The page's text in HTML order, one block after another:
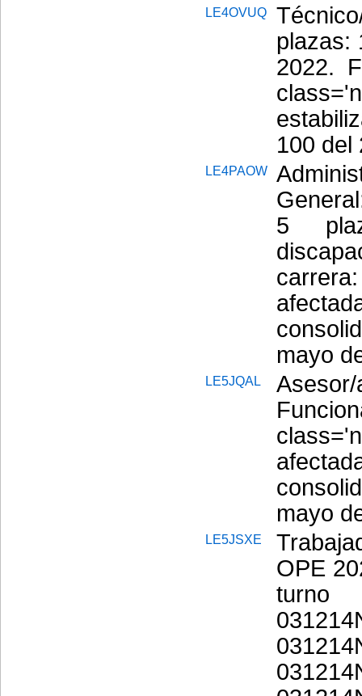
LE4OVUQ
plazas:
2022.
100 del
LE4PAOW
5
mayo
LE5JQAL
mayo
LE5JSXE
OPE